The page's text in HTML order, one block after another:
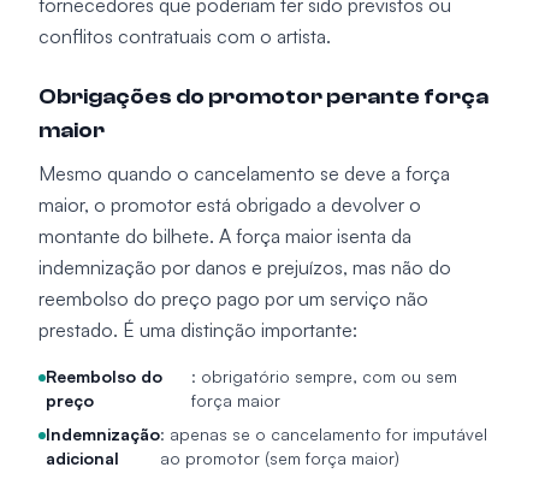
fornecedores que poderiam ter sido previstos ou
conflitos contratuais com o artista.
Obrigações do promotor perante força
maior
Mesmo quando o cancelamento se deve a força
maior, o promotor está obrigado a devolver o
montante do bilhete. A força maior isenta da
indemnização por danos e prejuízos, mas não do
reembolso do preço pago por um serviço não
prestado. É uma distinção importante:
Reembolso do
preço
: obrigatório sempre, com ou sem
força maior
Indemnização
adicional
: apenas se o cancelamento for imputável
ao promotor (sem força maior)